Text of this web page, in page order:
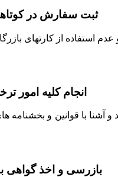
ثبت سفارش در
از کارتهای
انجام کلیه امور
و آشنا با قوانین و
بازرسی و اخذ گواهی